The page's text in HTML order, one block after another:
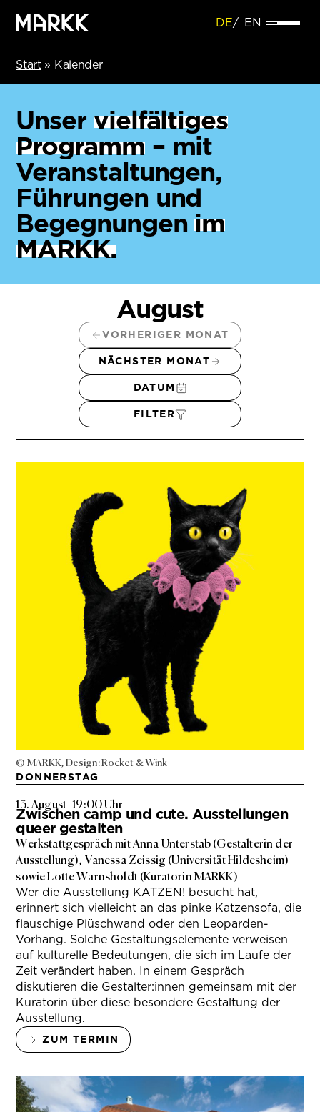
DE EN
Start» Kalender
Unser vielfältiges
Programm– mit
Veranstaltungen,
Führungen und
Begegnungenim
MARKK.
August
VORHERIGER MONAT
NÄCHSTER MONAT
DATUM
FILTER
© MARKK, Design: Rocket & Wink
DONNERSTAG
13. August–19:00 Uhr
Zwischen camp und cute. Ausstellungen
queer gestalten
Werkstattgespräch mit Anna Unterstab (Gestalterin der
Ausstellung), Vanessa Zeissig (Universität Hildesheim)
sowie Lotte Warnsholdt (Kuratorin MARKK)
Wer die Ausstellung KATZEN! besucht hat,
erinnert sich vielleicht an das pinke Katzensofa, die
flauschige Plüschwand oder den Leoparden-
Vorhang. Solche Gestaltungselemente verweisen
auf kulturelle Bedeutungen, die sich im Laufe der
Zeit verändert haben. In einem Gespräch
diskutieren die Gestalter:innen gemeinsam mit der
Kuratorin über diese besondere Gestaltung der
Ausstellung.
ZUM TERMIN